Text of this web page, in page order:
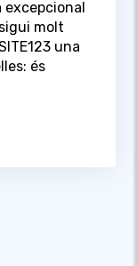
molt
una
és